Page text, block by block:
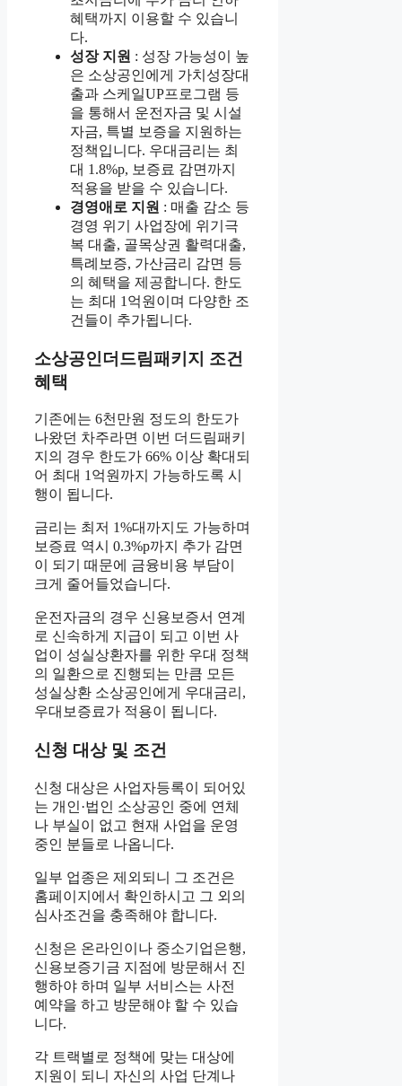
혜택까지 이용할 수 있습니
다.
성장 지원 : 성장 가능성이 높
은 소상공인에게 가치성장대
출과 스케일UP프로그램 등
을 통해서 운전자금 및 시설
자금, 특별 보증을 지원하는
정책입니다. 우대금리는 최
대 1.8%p, 보증료 감면까지
적용을 받을 수 있습니다.
경영애로 지원 : 매출 감소 등
경영 위기 사업장에 위기극
복 대출, 골목상권 활력대출,
특례보증, 가산금리 감면 등
의 혜택을 제공합니다. 한도
는 최대 1억원이며 다양한 조
건들이 추가됩니다.
소상공인더드림패키지 조건
혜택
기존에는 6천만원 정도의 한도가
나왔던 차주라면 이번 더드림패키
지의 경우 한도가 66% 이상 확대되
어 최대 1억원까지 가능하도록 시
행이 됩니다.
금리는 최저 1%대까지도 가능하며
보증료 역시 0.3%p까지 추가 감면
이 되기 때문에 금융비용 부담이
크게 줄어들었습니다.
운전자금의 경우 신용보증서 연계
로 신속하게 지급이 되고 이번 사
업이 성실상환자를 위한 우대 정책
의 일환으로 진행되는 만큼 모든
성실상환 소상공인에게 우대금리,
우대보증료가 적용이 됩니다.
신청 대상 및 조건
신청 대상은 사업자등록이 되어있
는 개인·법인 소상공인 중에 연체
나 부실이 없고 현재 사업을 운영
중인 분들로 나옵니다.
일부 업종은 제외되니 그 조건은
홈페이지에서 확인하시고 그 외의
심사조건을 충족해야 합니다.
신청은 온라인이나 중소기업은행,
신용보증기금 지점에 방문해서 진
행하야 하며 일부 서비스는 사전
예약을 하고 방문해야 할 수 있습
니다.
각 트랙별로 정책에 맞는 대상에
지원이 되니 자신의 사업 단계나